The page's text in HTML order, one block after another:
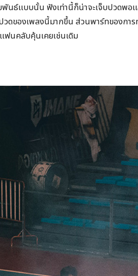
นธ์แบบนั้น ฟังเท่านี้ก็น่าจะเจ็บปวดพอ
วดของเพลงนี้มากขึ้น ส่วนพาร์ทของก
ฟนคลับคุ้นเคยเช่นเดิม